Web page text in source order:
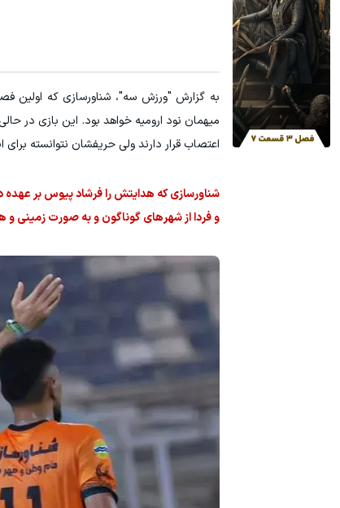
میهمان نود ارومیه خواهد بود. این بازی در
اعتصاب قرار دارند ولی حریفشان نتوانسته برای
شناورسازی که هدایتش را فرشاد پیوس بر عهده
و فردا از شهرهای گوناگون و به صورت زمینی و